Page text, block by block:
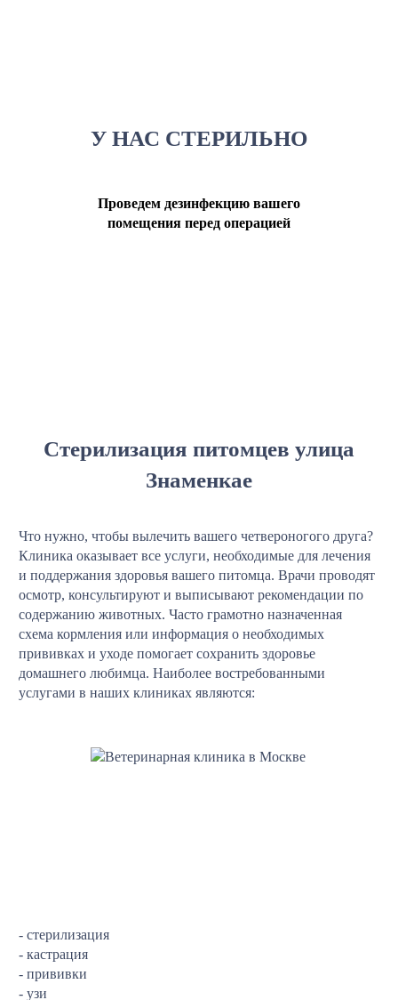
У НАС СТЕРИЛЬНО
Проведем дезинфекцию вашего
помещения перед операцией
Стерилизация питомцев улица
Знаменкае
Что нужно, чтобы вылечить вашего четвероногого друга?
Клиника оказывает все услуги, необходимые для лечения
и поддержания здоровья вашего питомца. Врачи проводят
осмотр, консультируют и выписывают рекомендации по
содержанию животных. Часто грамотно назначенная
схема кормления или информация о необходимых
прививках и уходе помогает сохранить здоровье
домашнего любимца. Наиболее востребованными
услугами в наших клиниках являются:
- стерилизация
- кастрация
- прививки
- узи